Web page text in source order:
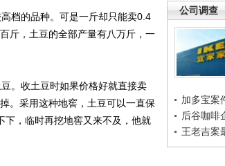
公司调查
加多宝案
后谷咖啡
王老吉案
档的品种。可是一斤却只能卖0.4
斤，土豆的全部产量有八万斤，一
。收土豆时如果价格好就直接卖
。采用这种地窖，土豆可以一直保
下，临时再挖地窖又来不及，他就